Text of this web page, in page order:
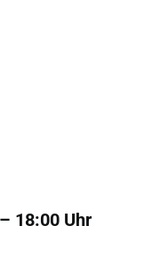
18:00 Uhr